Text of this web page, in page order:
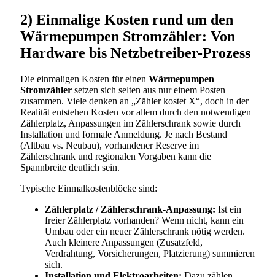
2) Einmalige Kosten rund um den
Wärmepumpen Stromzähler: Von
Hardware bis Netzbetreiber-Prozess
Die einmaligen Kosten für einen Wärmepumpen
Stromzähler setzen sich selten aus nur einem Posten
zusammen. Viele denken an „Zähler kostet X“, doch in der
Realität entstehen Kosten vor allem durch den notwendigen
Zählerplatz, Anpassungen im Zählerschrank sowie durch
Installation und formale Anmeldung. Je nach Bestand
(Altbau vs. Neubau), vorhandener Reserve im
Zählerschrank und regionalen Vorgaben kann die
Spannbreite deutlich sein.
Typische Einmalkostenblöcke sind:
Zählerplatz / Zählerschrank-Anpassung: Ist ein
freier Zählerplatz vorhanden? Wenn nicht, kann ein
Umbau oder ein neuer Zählerschrank nötig werden.
Auch kleinere Anpassungen (Zusatzfeld,
Verdrahtung, Vorsicherungen, Platzierung) summieren
sich.